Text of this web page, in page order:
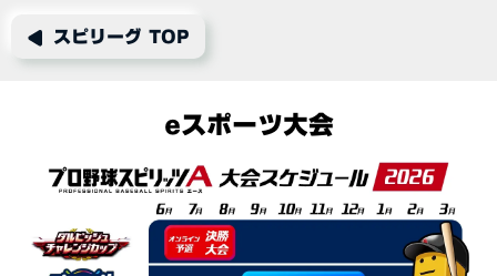
スピリーグ TOP
eスポーツ大会